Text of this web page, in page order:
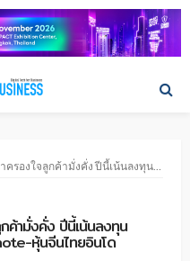
ปีนี้เน้นลงทุนตราสารหนี้ ตปท.- Structured note-หุ้นจีนไทยอินโด
ค้ามั่งคั่ง ปีนี้เน้นลงทุน
หุ้นจีนไทยอินโด